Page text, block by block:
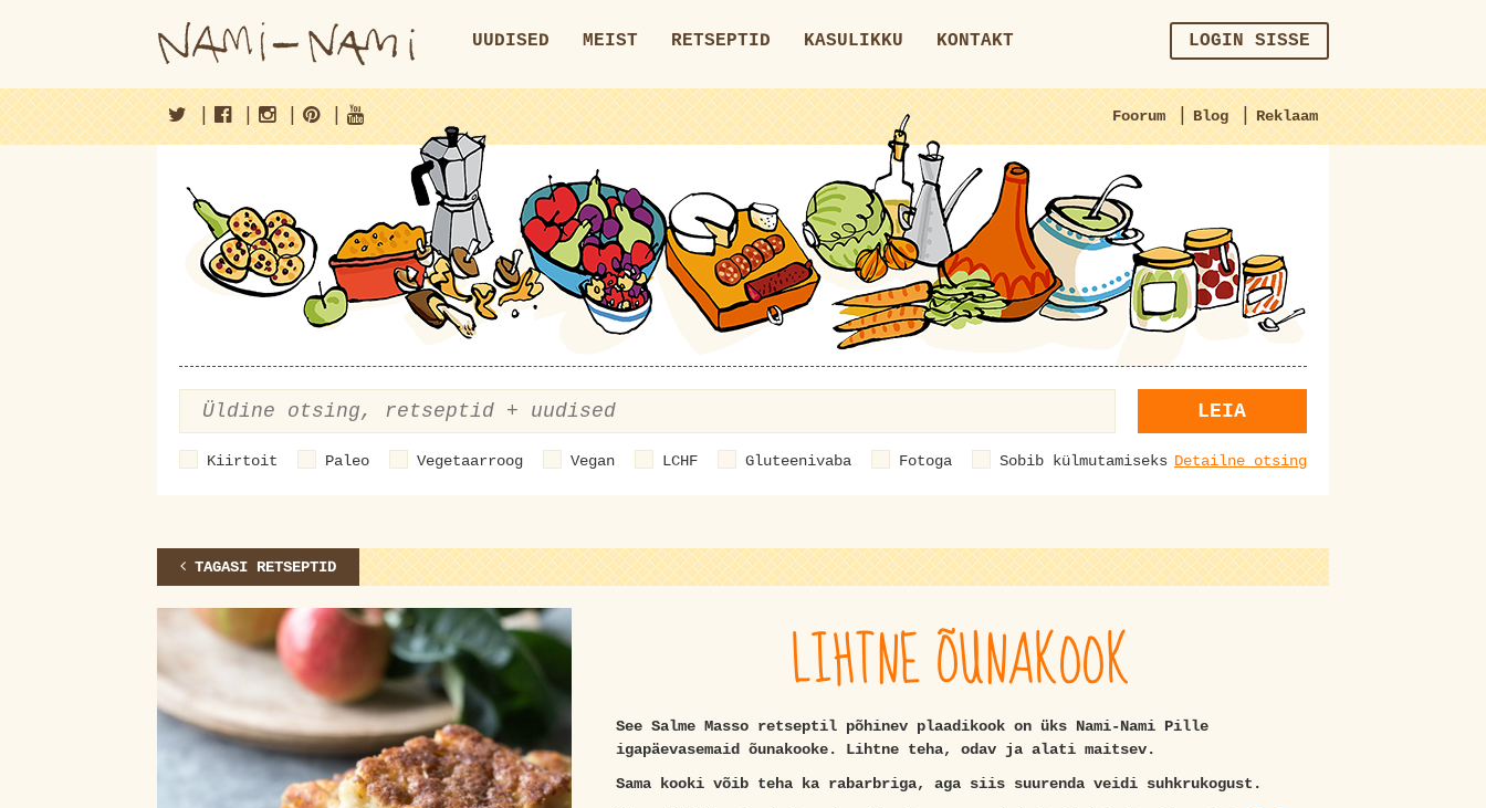
UUDISED MEIST RETSEPTID KASULIKKU KONTAKT LOGIN SISSE
Foorum | Blog | Reklaam
| | | |
LEIA
Kiirtoit Paleo Vegetaarroog Vegan LCHF Gluteenivaba Fotoga Sobib külmutamiseks Detailne otsing
TAGASI RETSEPTID
LIHTNE ÕUNAKOOK
See Salme Masso retseptil põhinev plaadikook on üks Nami-Nami Pille
igapäevasemaid õunakooke. Lihtne teha, odav ja alati maitsev.
Sama kooki võib teha ka rabarbriga, aga siis suurenda veidi suhkrukogust.